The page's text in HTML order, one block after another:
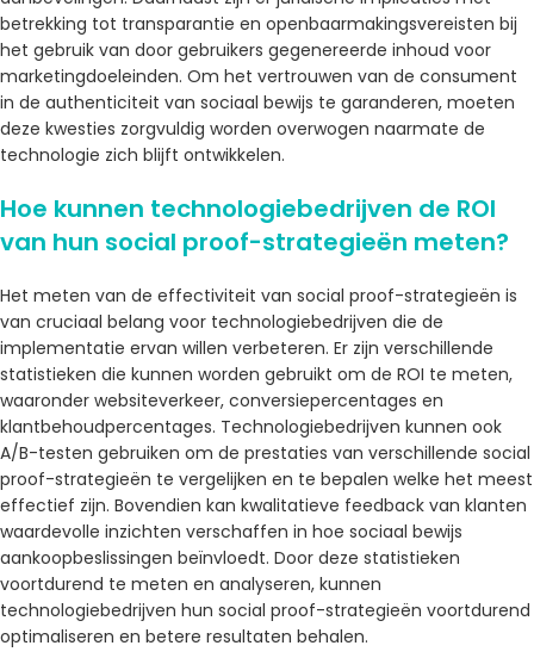
betrekking tot transparantie en openbaarmakingsvereisten bij
het gebruik van door gebruikers gegenereerde inhoud voor
marketingdoeleinden. Om het vertrouwen van de consument
in de authenticiteit van sociaal bewijs te garanderen, moeten
deze kwesties zorgvuldig worden overwogen naarmate de
technologie zich blijft ontwikkelen.
Hoe kunnen technologiebedrijven de ROI
van hun social proof-strategieën meten?
Het meten van de effectiviteit van social proof-strategieën is
van cruciaal belang voor technologiebedrijven die de
implementatie ervan willen verbeteren. Er zijn verschillende
statistieken die kunnen worden gebruikt om de ROI te meten,
waaronder websiteverkeer, conversiepercentages en
klantbehoudpercentages. Technologiebedrijven kunnen ook
A/B-testen gebruiken om de prestaties van verschillende social
proof-strategieën te vergelijken en te bepalen welke het meest
effectief zijn. Bovendien kan kwalitatieve feedback van klanten
waardevolle inzichten verschaffen in hoe sociaal bewijs
aankoopbeslissingen beïnvloedt. Door deze statistieken
voortdurend te meten en analyseren, kunnen
technologiebedrijven hun social proof-strategieën voortdurend
optimaliseren en betere resultaten behalen.